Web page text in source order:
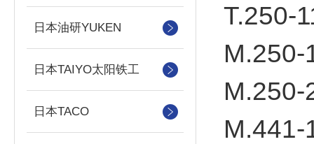
日本油研YUKEN
日本TAIYO太阳铁工
日本TACO
T.250-
M.250-
M.250-
M.441-